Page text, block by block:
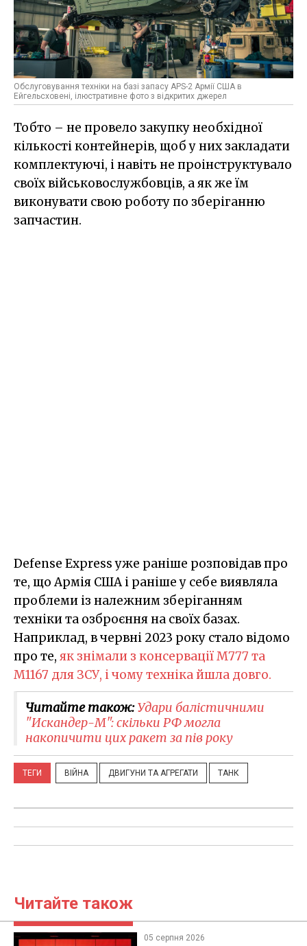
Обслуговування техніки на базі запасу APS-2 Армії США в
Ейгельсховені, ілюстративне фото з відкритих джерел
Тобто – не провело закупку необхідної
кількості контейнерів, щоб у них закладати
комплектуючі, і навіть не проінструктувало
своїх військовослужбовців, а як же їм
виконувати свою роботу по зберіганню
запчастин.
Defense Express уже раніше розповідав про
те, що Армія США і раніше у себе виявляла
проблеми із належним зберіганням
техніки та озброєння на своїх базах.
Наприклад, в червні 2023 року стало відомо
про те, як знімали з консервації M777 та
M1167 для ЗСУ, і чому техніка йшла довго.
Читайте також:Удари балістичними
"Искандер-М": скільки РФ могла
накопичити цих ракет за пів року
ТЕГИ ВІЙНА ДВИГУНИ ТА АГРЕГАТИ ТАНК
Читайте також
05 серпня 2026